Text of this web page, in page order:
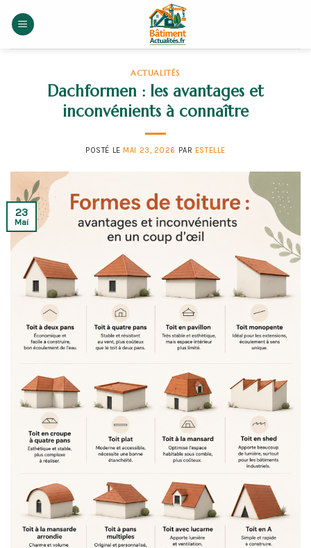
ACTUALITÉS
Dachformen : les avantages et
inconvénients à connaître
POSTÉ LE MAI 23, 2026 PAR ESTELLE
23
Mai